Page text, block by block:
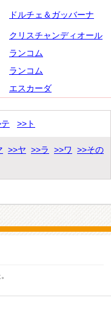
ドルチェ＆ガッバーナ
クリスチャンディオール
ランコム
ランコム
エスカーダ
>>ト
>>ヤ >>ラ >>ワ
>>その